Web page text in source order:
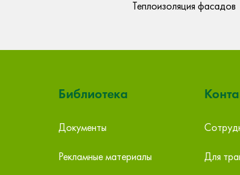
Теплоизоляция фасадов
МСК-Строительные Технологии, склад,
ОБИ
Библиотека
Документы
Рекламные материалы Для